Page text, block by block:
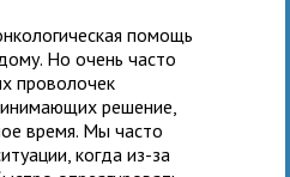
помощь
Но очень часто
проволочек
решение,
время. Мы часто
когда из-за